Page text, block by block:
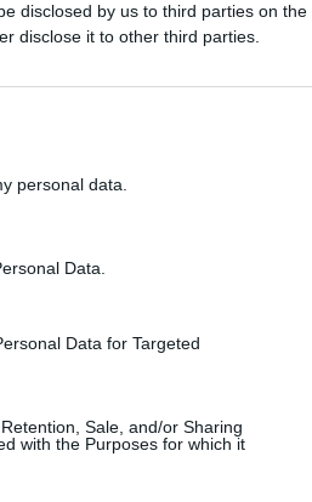
disclosed by us to third parties on the
disclose it to other third parties.
personal data.
Data.
Data for Targeted
Sale, and/or Sharing
with the Purposes for which it
gaćica je čisto higijenski.